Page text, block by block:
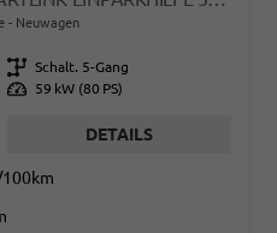
Neuwagen
Getriebe Schalt. 5-Gang
Leistung 59 kW (80 PS)
DETAILS